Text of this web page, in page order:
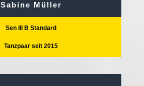
Sabine Müller
Sen III B Standard
Tanzpaar seit 2015